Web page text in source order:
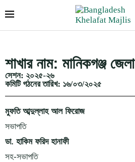
শাখার নাম: মানিকগঞ্জ জেলা
সেশন: ২০২৫-২৬
কমিটি গঠনের তারিখ: ১৬/০৩/২০২৫
মুফতি আব্দুল্লাহ আল ফিরোজ
সভাপতি
ডা. হাকিম ফরিদ হানাফী
সহ-সভাপতি